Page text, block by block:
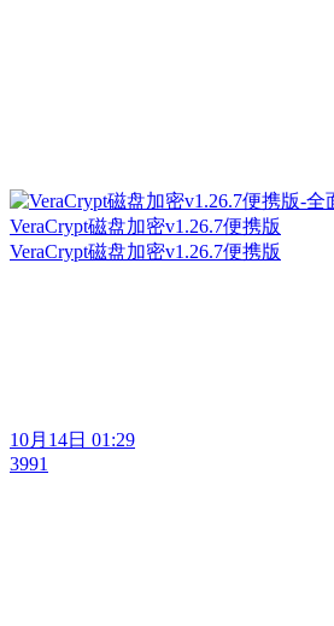
VeraCrypt磁盘加密v1.26.7便携版
VeraCrypt磁盘加密v1.26.7便携版
10月14日 01:29
3991